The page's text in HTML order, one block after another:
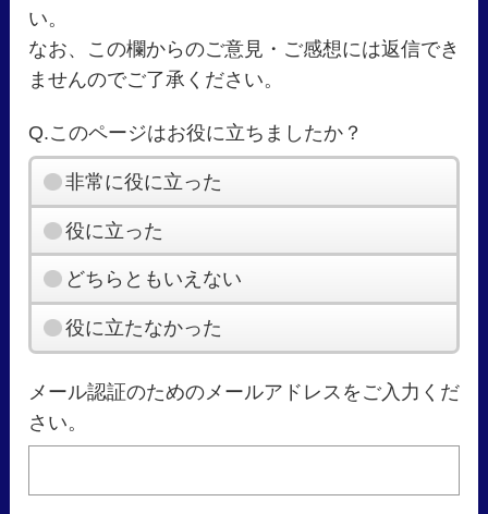
い。
なお、この欄からのご意見・ご感想には返信でき
ませんのでご了承ください。
Q.このページはお役に立ちましたか？
非常に役に立った
役に立った
どちらともいえない
役に立たなかった
メール認証のためのメールアドレスをご入力くだ
さい。